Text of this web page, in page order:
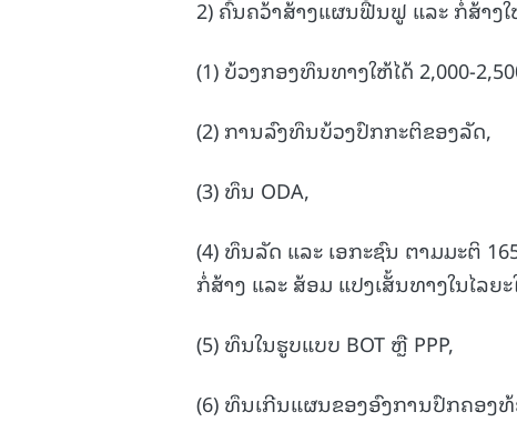
2) ຄົ້ນຄວ້າສ້າງແຜນຟື້ນຟູ ແລະ ກໍ່ສ້າງ
(1) ບ້ວງກອງທຶນທາງໃຫ້ໄດ້ 2,000-
(2) ການລົງທຶນບ້ວງປົກກະຕິຂອງລັດ,
(3) ທຶນ ODA,
(4) ທຶນລັດ ແລະ ເອກະຊົນ ຕາມມະຕິ
ກໍ່ສ້າງ ແລະ ສ້ອມ ແປງເສັ້ນທາງໃນໄລຍ
(5) ທຶນໃນຮູບແບບ BOT ຫຼື PPP,
(6) ທຶນເກີນແຜນຂອງອົງການປົກຄອງ